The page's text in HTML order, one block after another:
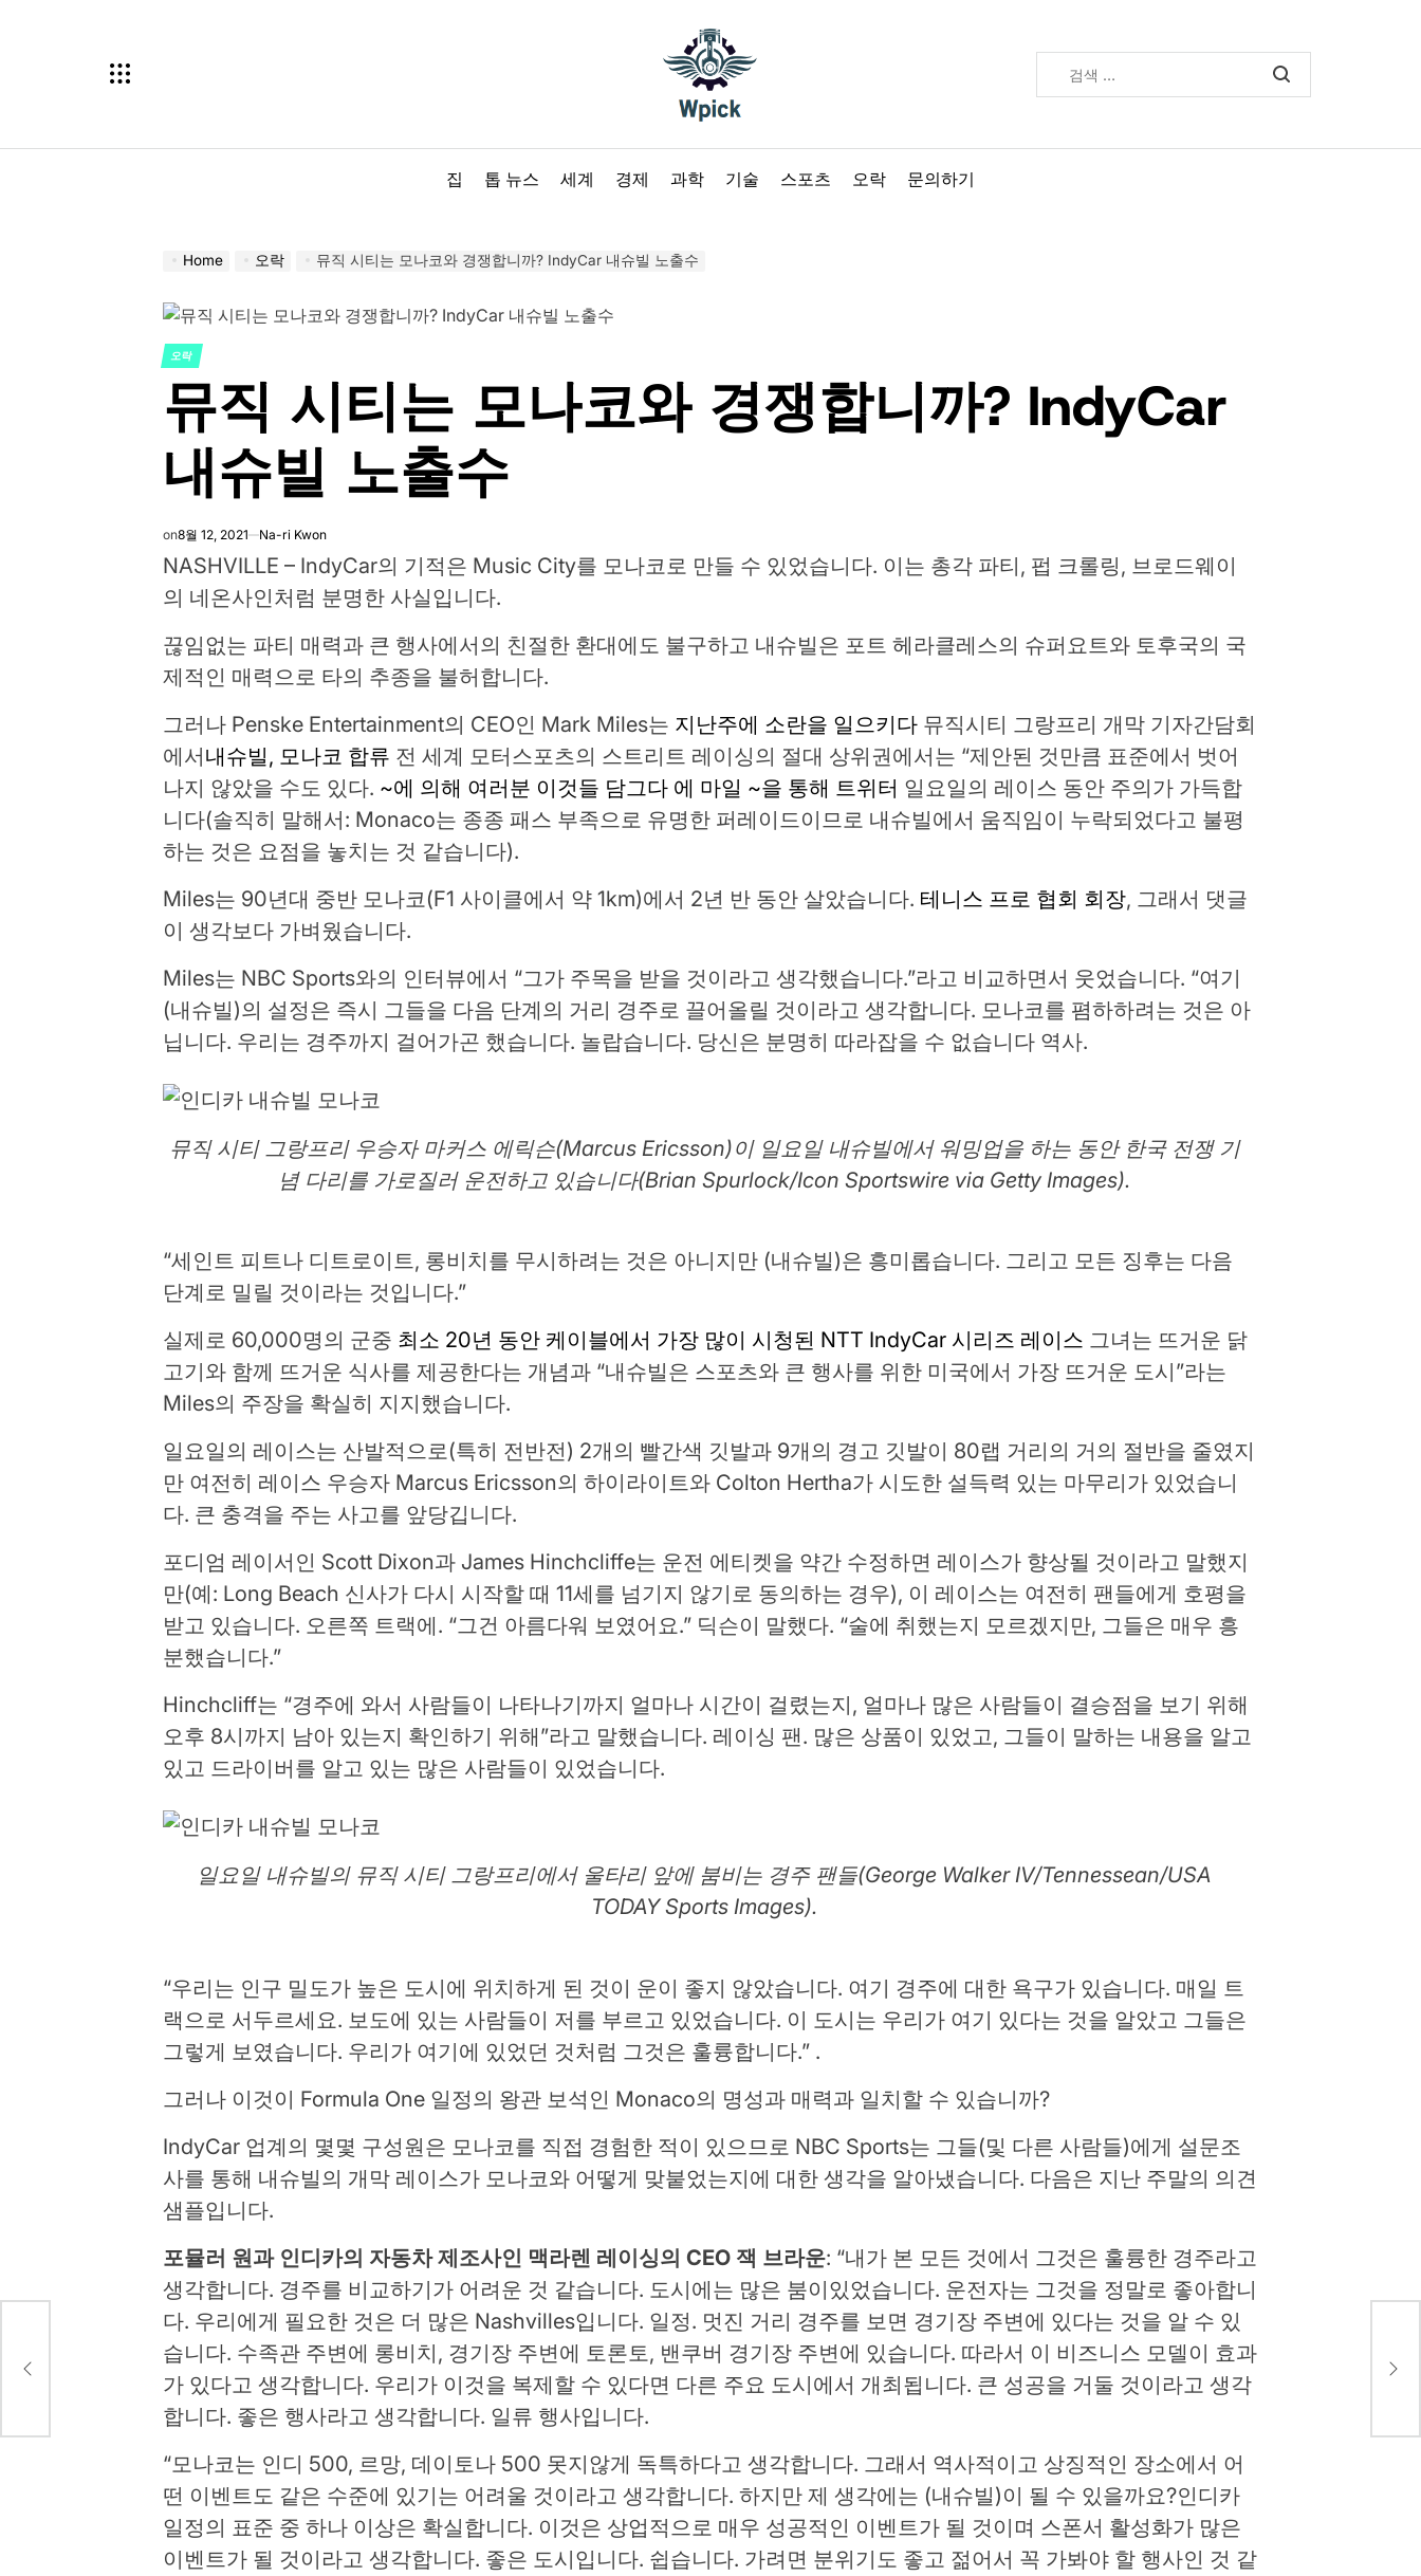
집 톱 뉴스 세계 경제 과학 기술 스포츠 오락 문의하기
Home 오락 뮤직 시티는 모나코와 경쟁합니까? IndyCar 내슈빌 노출수
POSTED
IN
오락
뮤직 시티는 모나코와 경쟁합니까? IndyCar
내슈빌 노출수
on8월 12, 2021 Na-ri Kwon
NASHVILLE – IndyCar의 기적은 Music City를 모나코로 만들 수 있었습니다. 이는 총각 파티, 펍 크롤링, 브로드웨이
의 네온사인처럼 분명한 사실입니다.
끊임없는 파티 매력과 큰 행사에서의 친절한 환대에도 불구하고 내슈빌은 포트 헤라클레스의 슈퍼요트와 토후국의 국
제적인 매력으로 타의 추종을 불허합니다.
그러나 Penske Entertainment의 CEO인 Mark Miles는 지난주에 소란을 일으키다 뮤직시티 그랑프리 개막 기자간담회
에서내슈빌, 모나코 합류 전 세계 모터스포츠의 스트리트 레이싱의 절대 상위권에서는 “제안된 것만큼 표준에서 벗어
나지 않았을 수도 있다. ~에 의해 여러분 이것들 담그다 에 마일 ~을 통해 트위터 일요일의 레이스 동안 주의가 가득합
니다(솔직히 말해서: Monaco는 종종 패스 부족으로 유명한 퍼레이드이므로 내슈빌에서 움직임이 누락되었다고 불평
하는 것은 요점을 놓치는 것 같습니다).
Miles는 90년대 중반 모나코(F1 사이클에서 약 1km)에서 2년 반 동안 살았습니다. 테니스 프로 협회 회장, 그래서 댓글
이 생각보다 가벼웠습니다.
Miles는 NBC Sports와의 인터뷰에서 “그가 주목을 받을 것이라고 생각했습니다.”라고 비교하면서 웃었습니다. “여기
(내슈빌)의 설정은 즉시 그들을 다음 단계의 거리 경주로 끌어올릴 것이라고 생각합니다. 모나코를 폄하하려는 것은 아
닙니다. 우리는 경주까지 걸어가곤 했습니다. 놀랍습니다. 당신은 분명히 따라잡을 수 없습니다 역사.
뮤직 시티 그랑프리 우승자 마커스 에릭슨(Marcus Ericsson)이 일요일 내슈빌에서 워밍업을 하는 동안 한국 전쟁 기
념 다리를 가로질러 운전하고 있습니다(Brian Spurlock/Icon Sportswire via Getty Images).
“세인트 피트나 디트로이트, 롱비치를 무시하려는 것은 아니지만 (내슈빌)은 흥미롭습니다. 그리고 모든 징후는 다음
단계로 밀릴 것이라는 것입니다.”
실제로 60,000명의 군중 최소 20년 동안 케이블에서 가장 많이 시청된 NTT IndyCar 시리즈 레이스 그녀는 뜨거운 닭
고기와 함께 뜨거운 식사를 제공한다는 개념과 “내슈빌은 스포츠와 큰 행사를 위한 미국에서 가장 뜨거운 도시”라는
Miles의 주장을 확실히 지지했습니다.
일요일의 레이스는 산발적으로(특히 전반전) 2개의 빨간색 깃발과 9개의 경고 깃발이 80랩 거리의 거의 절반을 줄였지
만 여전히 레이스 우승자 Marcus Ericsson의 하이라이트와 Colton Hertha가 시도한 설득력 있는 마무리가 있었습니
다. 큰 충격을 주는 사고를 앞당깁니다.
포디엄 레이서인 Scott Dixon과 James Hinchcliffe는 운전 에티켓을 약간 수정하면 레이스가 향상될 것이라고 말했지
만(예: Long Beach 신사가 다시 시작할 때 11세를 넘기지 않기로 동의하는 경우), 이 레이스는 여전히 팬들에게 호평을
받고 있습니다. 오른쪽 트랙에. “그건 아름다워 보였어요.” 딕슨이 말했다. “술에 취했는지 모르겠지만, 그들은 매우 흥
분했습니다.”
Hinchcliff는 “경주에 와서 사람들이 나타나기까지 얼마나 시간이 걸렸는지, 얼마나 많은 사람들이 결승점을 보기 위해
오후 8시까지 남아 있는지 확인하기 위해”라고 말했습니다. 레이싱 팬. 많은 상품이 있었고, 그들이 말하는 내용을 알고
있고 드라이버를 알고 있는 많은 사람들이 있었습니다.
일요일 내슈빌의 뮤직 시티 그랑프리에서 울타리 앞에 붐비는 경주 팬들(George Walker IV/Tennessean/USA
TODAY Sports Images).
“우리는 인구 밀도가 높은 도시에 위치하게 된 것이 운이 좋지 않았습니다. 여기 경주에 대한 욕구가 있습니다. 매일 트
랙으로 서두르세요. 보도에 있는 사람들이 저를 부르고 있었습니다. 이 도시는 우리가 여기 있다는 것을 알았고 그들은
그렇게 보였습니다. 우리가 여기에 있었던 것처럼 그것은 훌륭합니다.” .
그러나 이것이 Formula One 일정의 왕관 보석인 Monaco의 명성과 매력과 일치할 수 있습니까?
IndyCar 업계의 몇몇 구성원은 모나코를 직접 경험한 적이 있으므로 NBC Sports는 그들(및 다른 사람들)에게 설문조
사를 통해 내슈빌의 개막 레이스가 모나코와 어떻게 맞붙었는지에 대한 생각을 알아냈습니다. 다음은 지난 주말의 의견
샘플입니다.
포뮬러 원과 인디카의 자동차 제조사인 맥라렌 레이싱의 CEO 잭 브라운: “내가 본 모든 것에서 그것은 훌륭한 경주라고
생각합니다. 경주를 비교하기가 어려운 것 같습니다. 도시에는 많은 붐이있었습니다. 운전자는 그것을 정말로 좋아합니
다. 우리에게 필요한 것은 더 많은 Nashvilles입니다. 일정. 멋진 거리 경주를 보면 경기장 주변에 있다는 것을 알 수 있
습니다. 수족관 주변에 롱비치, 경기장 주변에 토론토, 밴쿠버 경기장 주변에 있습니다. 따라서 이 비즈니스 모델이 효과
가 있다고 생각합니다. 우리가 이것을 복제할 수 있다면 다른 주요 도시에서 개최됩니다. 큰 성공을 거둘 것이라고 생각
합니다. 좋은 행사라고 생각합니다. 일류 행사입니다.
“모나코는 인디 500, 르망, 데이토나 500 못지않게 독특하다고 생각합니다. 그래서 역사적이고 상징적인 장소에서 어
떤 이벤트도 같은 수준에 있기는 어려울 것이라고 생각합니다. 하지만 제 생각에는 (내슈빌)이 될 수 있을까요?인디카
일정의 표준 중 하나 이상은 확실합니다. 이것은 상업적으로 매우 성공적인 이벤트가 될 것이며 스폰서 활성화가 많은
이벤트가 될 것이라고 생각합니다. 좋은 도시입니다. 쉽습니다. 가려면 분위기도 좋고 젊어서 꼭 가봐야 할 행사인 것 같
축